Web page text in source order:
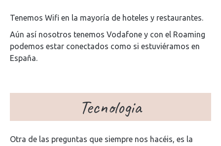
Tenemos Wifi en la mayoría de hoteles y restaurantes.
Aún así nosotros tenemos Vodafone y con el Roaming
podemos estar conectados como si estuviéramos en
España.
Tecnologia
Otra de las preguntas que siempre nos hacéis, es la